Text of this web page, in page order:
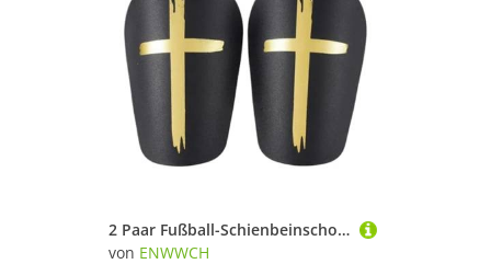
2 Paar Fußball-Schienbeinschoner, winzige Schienbeinschoner, Eva-Kissen, Wadenschutz, verdickte Polsterung Für Fußballspieler(Black,XS)
von ENWWCH